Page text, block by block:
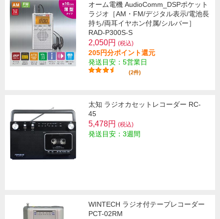
オーム電機 AudioComm_DSPポケット
ラジオ［AM・FM/デジタル表示/電池長
持ち/両耳イヤホン付属/シルバー］
RAD-P300S-S
2,050円 (税込)
205円分ポイント還元
発送目安：5営業日
(2件)
太知 ラジオカセットレコーダー RC-
45
5,478円 (税込)
発送目安：3週間
WINTECH ラジオ付テープレコーダー
PCT-02RM